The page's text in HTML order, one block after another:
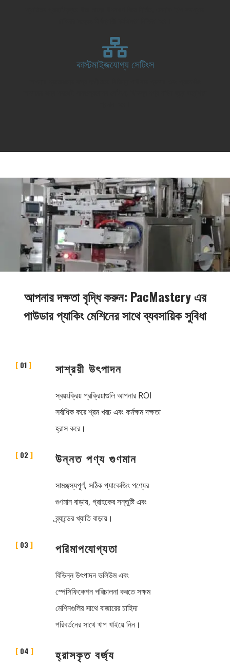
কাস্টমাইজযোগ্য সেটিংস
আপনার দক্ষতা বৃদ্ধি করুন: PacMastery এর
পাউডার প্যাকিং মেশিনের সাথে ব্যবসায়িক সুবিধা
01 সাশ্রয়ী উৎপাদন
স্বয়ংক্রিয় প্রক্রিয়াগুলি আপনার ROI
সর্বাধিক করে শ্রম খরচ এবং কর্মক্ষম দক্ষতা
হ্রাস করে।
02 উন্নত পণ্য গুণমান
সামঞ্জস্যপূর্ণ, সঠিক প্যাকেজিং পণ্যের
গুণমান বাড়ায়, গ্রাহকের সন্তুষ্টি এবং
ব্র্যান্ডের খ্যাতি বাড়ায়।
03 পরিমাপযোগ্যতা
বিভিন্ন উৎপাদন ভলিউম এবং
স্পেসিফিকেশন পরিচালনা করতে সক্ষম
মেশিনগুলির সাথে বাজারের চাহিদা
পরিবর্তনের সাথে খাপ খাইয়ে নিন।
04 হ্রাসকৃত বর্জ্য